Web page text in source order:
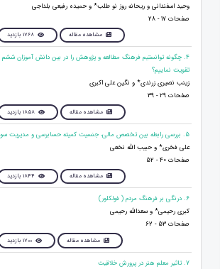
وحید اسفندانی و ریحانه روز نو طلب* و حمیده رفیعی بلداجی
صفحات 17 - 28
مشاهده مقاله 1768 بازدید
4. چگونه توانستیم فرهنگ مطالعه و پژوهش را در بین دانش آموزان
تقویت نماییم؟
زینب نصیری زرندی* و نگین علی اکبری
صفحات 29 - 39
مشاهده مقاله 1858 بازدید
5. بررسی رابطه بین تخصص مالی، جنسیت کمیته حسابرسی و مدیریت سود
علی فخری* و حبیب الله نخعی
صفحات 40 - 52
مشاهده مقاله 1844 بازدید
6. درنگی بر فرهنگ مردم ( فولکلور)
کبری رحیمی* و سعدالله رحیمی
صفحات 53 - 62
مشاهده مقاله 1700 بازدید
7. تاثیر معلم هنر در پرورش خلاقیت